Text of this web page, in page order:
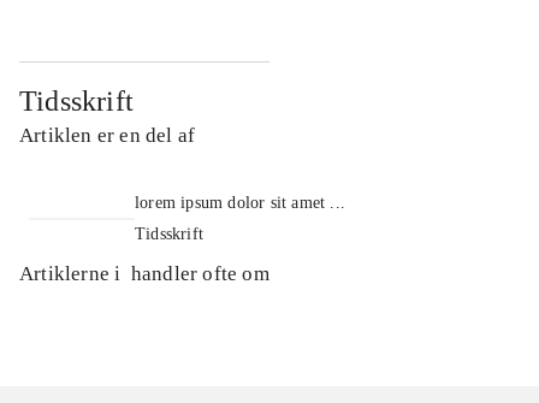
Tidsskrift
Artiklen er en del af
lorem ipsum dolor sit amet ...
Tidsskrift
Artiklerne i handler ofte om